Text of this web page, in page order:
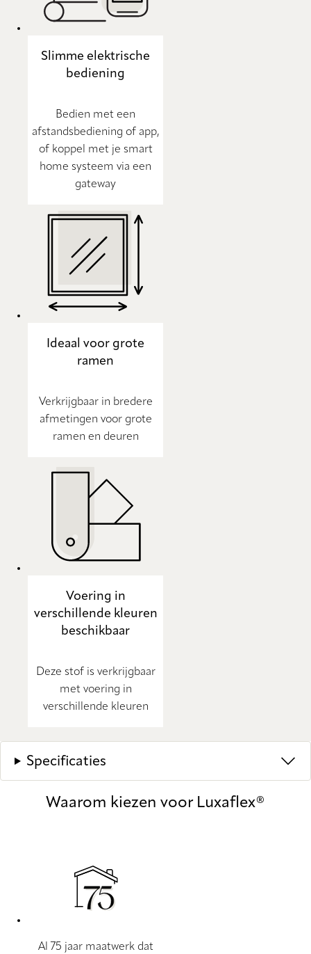
Slimme elektrische
bediening
Bedien met een
afstandsbediening of app,
of koppel met je smart
home systeem via een
gateway
Ideaal voor grote
ramen
Verkrijgbaar in bredere
afmetingen voor grote
ramen en deuren
Voering in
verschillende kleuren
beschikbaar
Deze stof is verkrijgbaar
met voering in
verschillende kleuren
Specificaties
Waarom kiezen voor Luxaflex®
Al 75 jaar maatwerk dat